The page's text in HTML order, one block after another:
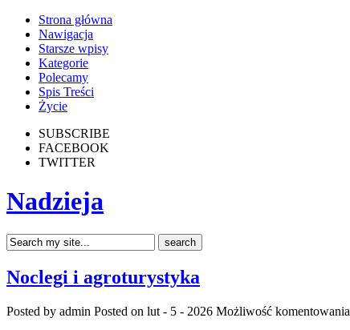
Strona główna
Nawigacja
Starsze wpisy
Kategorie
Polecamy
Spis Treści
Życie
SUBSCRIBE
FACEBOOK
TWITTER
Nadzieja
Noclegi i agroturystyka
Posted by admin Posted on lut - 5 - 2026 Możliwość komentowania